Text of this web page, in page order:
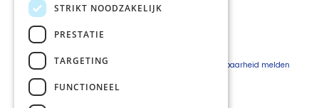
Over Palliaweb
Over PZNL
Pers
Vacatures
Webshop
Privacyverklaring
Beveiligingskwetsbaarheid melden
STRIKT NOODZAKELIJK
PRESTATIE
TARGETING
FUNCTIONEEL